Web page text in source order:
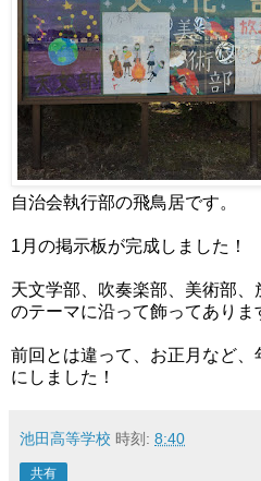
自治会執行部の飛鳥居です。
1月の掲示板が完成しました！
天文学部、吹奏楽部、美術部
のテーマに沿って飾ってありま
前回とは違って、お正月など
にしました！
池田高等学校 時刻: 8:40
共有